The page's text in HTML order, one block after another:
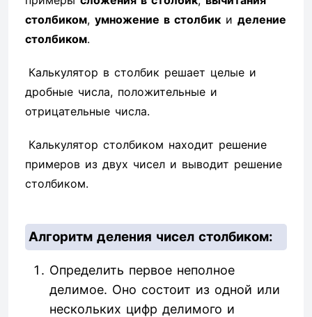
столбиком, умножение в столбик и деление
столбиком.
Калькулятор в столбик решает целые и
дробные числа, положительные и
отрицательные числа.
Калькулятор столбиком находит решение
примеров из двух чисел и выводит решение
столбиком.
Алгоритм деления чисел столбиком:
Определить первое неполное
делимое. Оно состоит из одной или
нескольких цифр делимого и